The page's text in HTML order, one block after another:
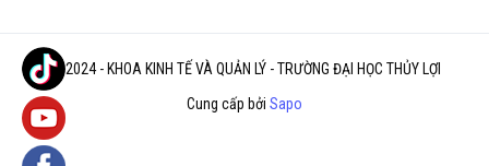
© 2024 - KHOA KINH TẾ VÀ QUẢN LÝ - TRƯỜNG ĐẠI HỌC THỦY LỢI
Cung cấp bởi Sapo